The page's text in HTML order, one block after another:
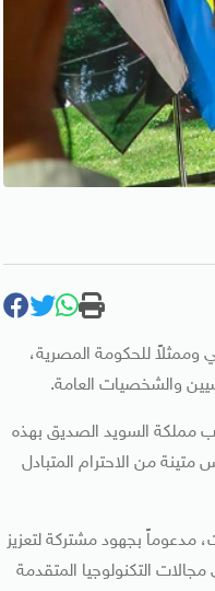
وممثلاً للحكومة المصرية،
والشخصيات العامة.
مملكة السويد الصديق بهذه
متينة من الاحترام المتبادل
مدعوماً بجهود مشتركة لتعزيز
إلى تميز التعاون في مجالات التكنولوجيا المتقدمة